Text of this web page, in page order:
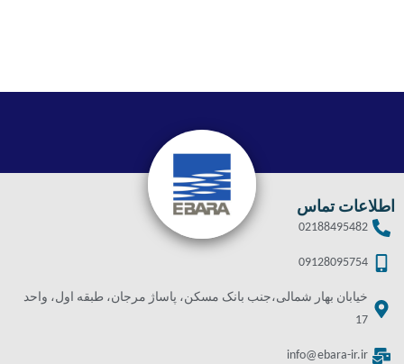
اطلاعات تماس
02188495482
09128095754
خیابان بهار شمالی،جنب بانک مسکن، پاساژ مرجان، طبقه اول، واحد
17
info@ebara-ir.ir